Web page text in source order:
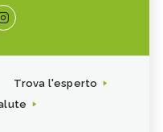
Trova l'esperto